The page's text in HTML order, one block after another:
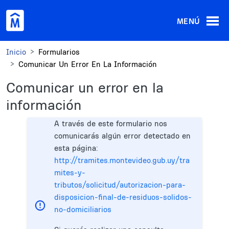
MENÚ
Inicio
Formularios
Comunicar Un Error En La Información
Comunicar un error en la
información
A través de este formulario nos
comunicarás algún error detectado en
esta página:
http://tramites.montevideo.gub.uy/tra
mites-y-
tributos/solicitud/autorizacion-para-
disposicion-final-de-residuos-solidos-
no-domiciliarios